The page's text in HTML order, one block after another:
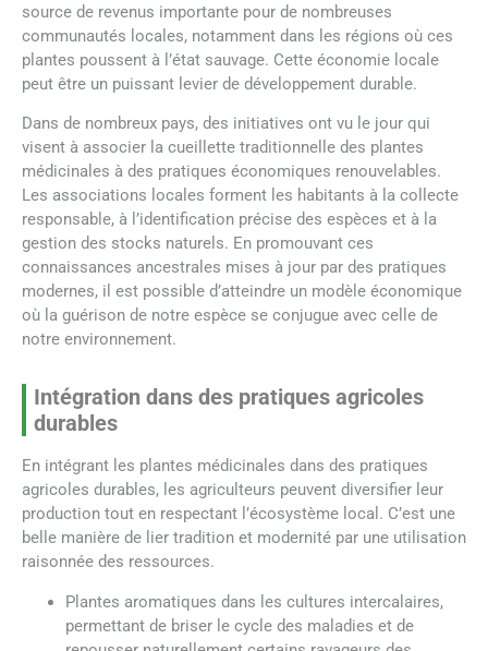
source de revenus importante pour de nombreuses
communautés locales, notamment dans les régions où ces
plantes poussent à l’état sauvage. Cette économie locale
peut être un puissant levier de développement durable.
Dans de nombreux pays, des initiatives ont vu le jour qui
visent à associer la cueillette traditionnelle des plantes
médicinales à des pratiques économiques renouvelables.
Les associations locales forment les habitants à la collecte
responsable, à l’identification précise des espèces et à la
gestion des stocks naturels. En promouvant ces
connaissances ancestrales mises à jour par des pratiques
modernes, il est possible d’atteindre un modèle économique
où la guérison de notre espèce se conjugue avec celle de
notre environnement.
Intégration dans des pratiques agricoles
durables
En intégrant les plantes médicinales dans des pratiques
agricoles durables, les agriculteurs peuvent diversifier leur
production tout en respectant l’écosystème local. C’est une
belle manière de lier tradition et modernité par une utilisation
raisonnée des ressources.
Plantes aromatiques dans les cultures intercalaires,
permettant de briser le cycle des maladies et de